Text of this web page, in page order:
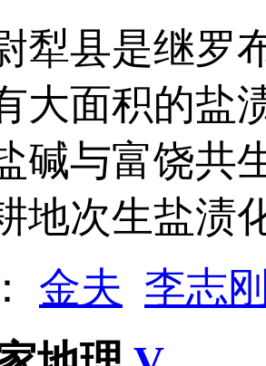
犁县是继罗
大面积的盐
碱与富饶共
地次生盐
金夫 李志